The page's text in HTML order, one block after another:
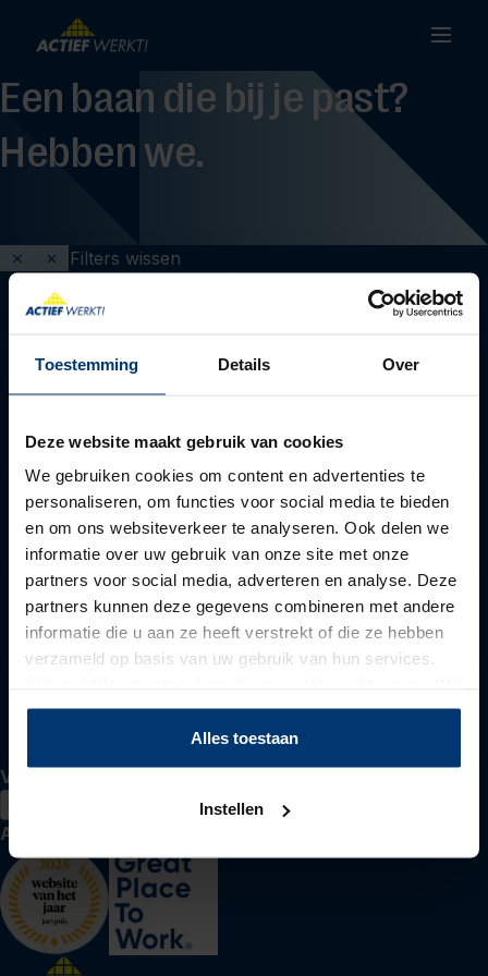
Toestemming Details Over
Deze website maakt gebruik van cookies
We gebruiken cookies om content en advertenties te
personaliseren, om functies voor social media te bieden
en om ons websiteverkeer te analyseren. Ook delen we
informatie over uw gebruik van onze site met onze
partners voor social media, adverteren en analyse. Deze
partners kunnen deze gegevens combineren met andere
informatie die u aan ze heeft verstrekt of die ze hebben
verzameld op basis van uw gebruik van hun services.
u liever geen cookies, klik dan op "instellen". Op onze
kunt u meer lezen over onze cookies.
Alles toestaan
Instellen
Een baan die bij je past?
Hebben we.
Filters wissen
Voor werkzoekenden
Voor werkgevers
Over Actief Werkt
Volg ons
Awards